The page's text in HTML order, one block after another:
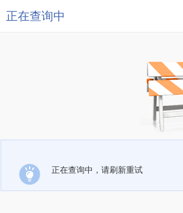
正在查询中
正在查询中，请刷新重试